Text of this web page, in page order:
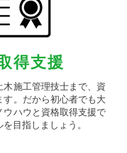
得支援
木施工管理技士まで、資
す。だから初心者でも大
ウハウと資格取得支援で
目指しましょう。